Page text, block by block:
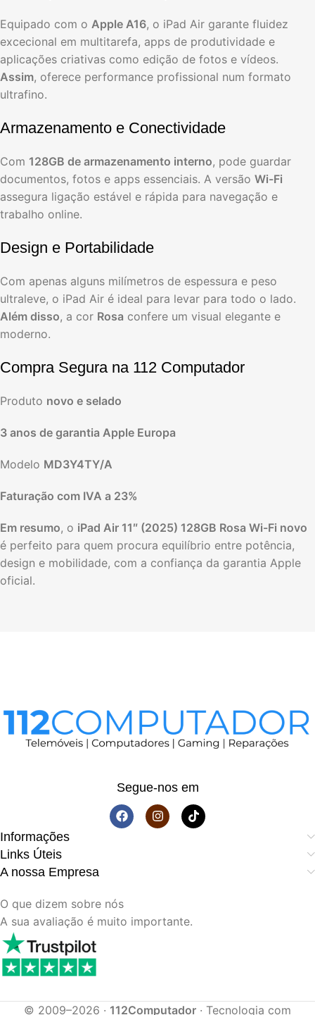
Equipado com o Apple A16, o iPad Air garante fluidez
excecional em multitarefa, apps de produtividade e
aplicações criativas como edição de fotos e vídeos.
Assim, oferece performance profissional num formato
ultrafino.
Armazenamento e Conectividade
Com 128GB de armazenamento interno, pode guardar
documentos, fotos e apps essenciais. A versão Wi-Fi
assegura ligação estável e rápida para navegação e
trabalho online.
Design e Portabilidade
Com apenas alguns milímetros de espessura e peso
ultraleve, o iPad Air é ideal para levar para todo o lado.
Além disso, a cor Rosa confere um visual elegante e
moderno.
Compra Segura na 112 Computador
Produto novo e selado
3 anos de garantia Apple Europa
Modelo MD3Y4TY/A
Faturação com IVA a 23%
Em resumo, o iPad Air 11″ (2025) 128GB Rosa Wi-Fi novo
é perfeito para quem procura equilíbrio entre potência,
design e mobilidade, com a confiança da garantia Apple
oficial.
Segue-nos em
Informações
Links Úteis
A nossa Empresa
O que dizem sobre nós
A sua avaliação é muito importante.
© 2009–2026 · 112Computador · Tecnologia com